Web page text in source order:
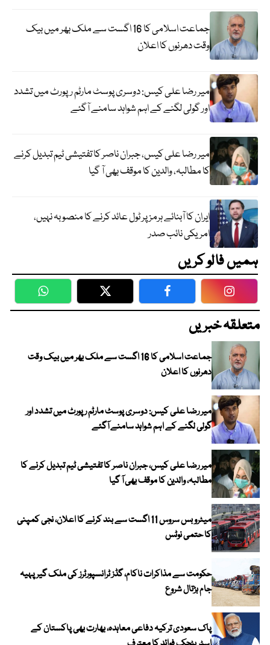
جماعت اسلامی کا 16 اگست سے ملک بھر میں بیک
وقت دھرنوں کا اعلان
میر رضا علی کیس: دوسری پوسٹ مارٹم رپورٹ میں تشدد
اور گولی لگنے کے اہم شواہد سامنے آگئے
میر رضا علی کیس، جبران ناصر کا تفتیشی ٹیم تبدیل کرنے
کا مطالبہ، والدین کا موقف بھی آ گیا
ایران کا آبنائے ہرمز پر ٹول عائد کرنے کا منصوبہ نہیں،
امریکی نائب صدر
ہمیں فالو کریں
WhatsApp Twitter Facebook
متعلقہ خبریں
جماعت اسلامی کا 16 اگست سے ملک بھر میں بیک وقت
دھرنوں کا اعلان
میر رضا علی کیس: دوسری پوسٹ مارٹم رپورٹ میں تشدد اور
گولی لگنے کے اہم شواہد سامنے آگئے
میر رضا علی کیس، جبران ناصر کا تفتیشی ٹیم تبدیل کرنے کا
مطالبہ، والدین کا موقف بھی آ گیا
میٹرو بس سروس 11 اگست سے بند کرنے کا اعلان، نجی کمپنی
کا حتمی نوٹس
حکومت سے مذاکرات ناکام، گڈز ٹرانسپورٹرز کی ملک گیر پہیہ
جام ہڑتال شروع
پاک سعودی ترکیہ دفاعی معاہدہ، بھارت بھی پاکستان کے